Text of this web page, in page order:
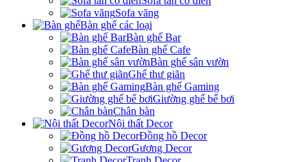
Sofa văng
Bàn ghế các loại
Bàn ghế Bar
Bàn ghế Cafe
Bàn ghế sân vườn
Ghế thư giãn
Bàn ghế Gaming
Giường ghế bể bơi
Chân bàn
Nội thất Decor
Đồng hồ Decor
Gương Decor